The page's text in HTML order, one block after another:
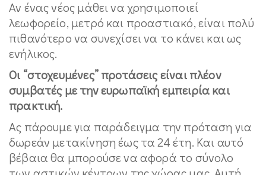
Αν ένας νέος μάθει να χρησιμοποιεί
λεωφορείο, μετρό και προαστιακό, είναι πολύ
πιθανότερο να συνεχίσει να το κάνει και ως
ενήλικος.
Οι “στοχευμένες” προτάσεις είναι πλέον
συμβατές με την ευρωπαϊκή εμπειρία και
πρακτική.
Ας πάρουμε για παράδειγμα την πρόταση για
δωρεάν μετακίνηση έως τα 24 έτη. Και αυτό
βέβαια θα μπορούσε να αφορά το σύνολο